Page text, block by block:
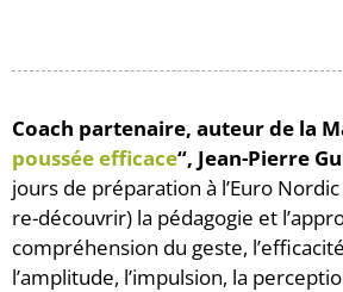
Coach partenaire, auteur de la
poussée efficace“, Jean-Pierre
jours de préparation à l’Euro
re-découvrir) la pédagogie et
compréhension du geste,
l’amplitude, l’impulsion, la